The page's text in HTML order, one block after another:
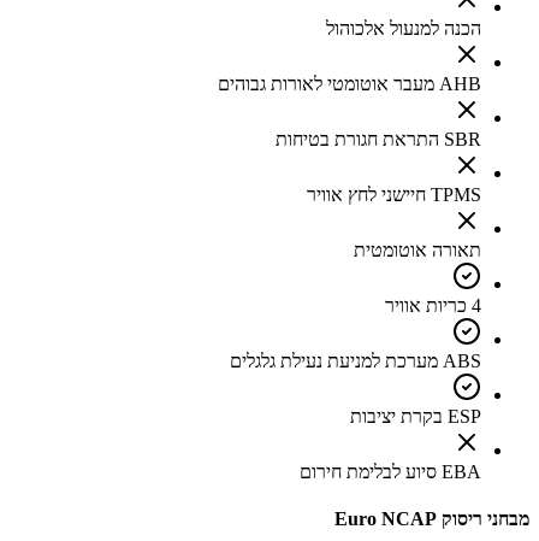
הכנה למנעול אלכוהול
AHB מעבר אוטומטי לאורות גבוהים
SBR התראת חגורת בטיחות
TPMS חיישני לחץ אוויר
תאורה אוטומטית
4 כריות אוויר
ABS מערכת למניעת נעילת גלגלים
ESP בקרת יציבות
EBA סיוע לבלימת חירום
מבחני ריסוק Euro NCAP